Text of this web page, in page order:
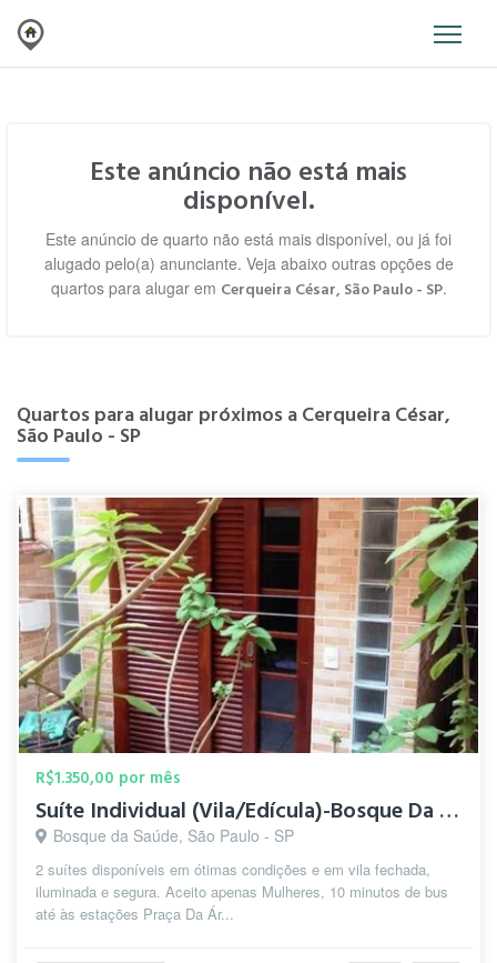
Este anúncio não está mais
disponível.
Este anúncio de quarto não está mais disponível, ou já foi
alugado pelo(a) anunciante. Veja abaixo outras opções de
quartos para alugar em Cerqueira César, São Paulo - SP.
Quartos para alugar próximos a Cerqueira César,
São Paulo - SP
R$1.350,00 por mês
Suíte Individual (Vila/Edícula)-Bosque Da Saúde-5 min.Metrô
Bosque da Saúde, São Paulo - SP
2 suítes disponíveis em ótimas condições e em vila fechada,
iluminada e segura. Aceito apenas Mulheres, 10 minutos de bus
até às estações Praça Da Ár...